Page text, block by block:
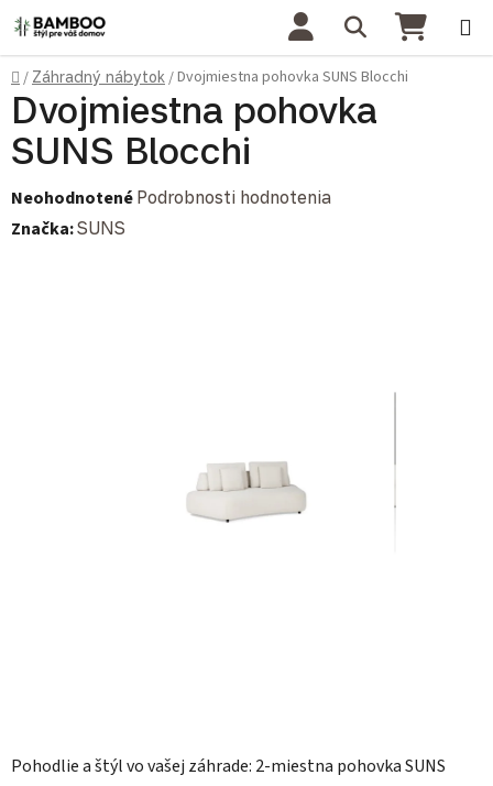
Prejsť na obsah Hľadať
Domov
/ Záhradný nábytok /Dvojmiestna pohovka SUNS Blocchi
Pohodlie a štýl vo vašej záhrade: 2-miestna pohovka SUNS
Dvojmiestna pohovka
SUNS Blocchi
Priemerné hodnotenie produktu je 0,0 z 5 hviezdičiek.
Neohodnotené Podrobnosti hodnotenia
Značka:SUNS